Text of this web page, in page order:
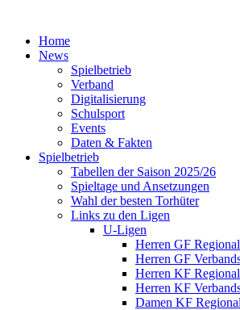
Home
News
Spielbetrieb
Verband
Digitalisierung
Schulsport
Events
Daten & Fakten
Spielbetrieb
Tabellen der Saison 2025/26
Spieltage und Ansetzungen
Wahl der besten Torhüter
Links zu den Ligen
U-Ligen
Herren GF
Herren GF
Herren KF
Herren KF
Damen KF